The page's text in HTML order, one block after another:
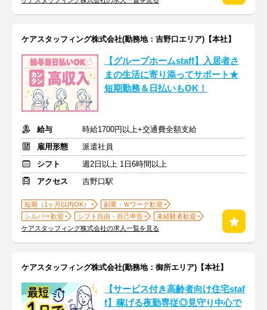
ケアスタッフィング株式会社(勤務地：吉野口エリア)【本社】
【グループホームstaff】入居者さ
まの生活に寄り添ってサポート★
短期勤務＆日払いもOK！
給与
時給1700円以上+交通費全額支給
雇用形態
派遣社員
シフト
週2日以上 1日6時間以上
アクセス
吉野口駅
短期（1ヶ月以内OK）
副業・Ｗワーク歓迎
シルバー歓迎
シフト自由・自己申告
未経験者歓迎
ケアスタッフィング株式会社の求人一覧を見る
ケアスタッフィング株式会社(勤務地：御所エリア)【本社】
【サービス付き高齢者向け住宅staf
f】稼げる夜勤専従◎見守り中心で